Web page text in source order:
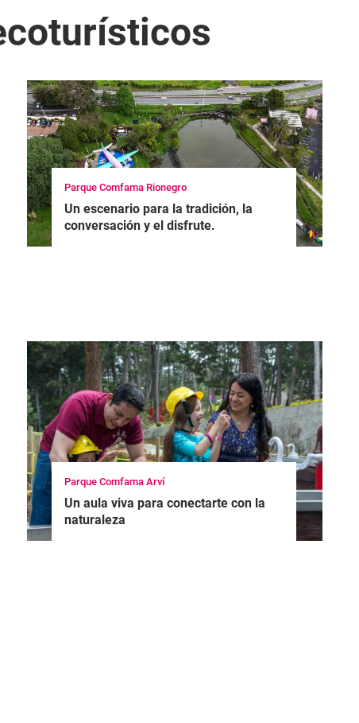
Parque Comfama Rionegro
Un escenario para la tradición, la
conversación y el disfrute.
Parque Comfama Arví
Un aula viva para conectarte con la
naturaleza